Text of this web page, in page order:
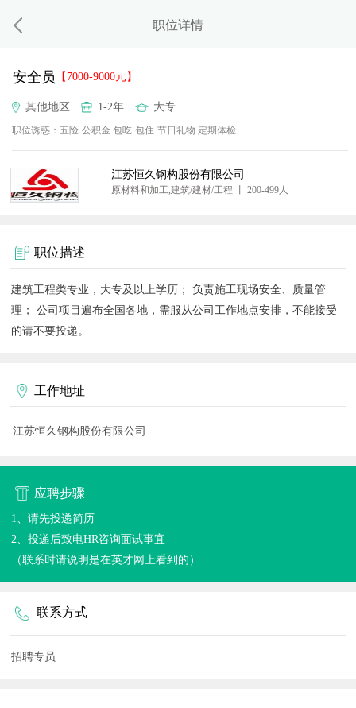
职位详情
安全员 【7000-9000元】
其他地区 1-2年 大专
职位诱惑： 五险 公积金 包吃 包住 节日礼物 定期体检
江苏恒久钢构股份有限公司
原材料和加工,建筑/建材/工程 丨 200-499人
职位描述
建筑工程类专业，大专及以上学历； 负责施工现场安全、质量管
理； 公司项目遍布全国各地，需服从公司工作地点安排，不能接受
的请不要投递。
工作地址
江苏恒久钢构股份有限公司
应聘步骤
1、请先投递简历
2、投递后致电HR咨询面试事宜
（联系时请说明是在英才网上看到的）
联系方式
招聘专员